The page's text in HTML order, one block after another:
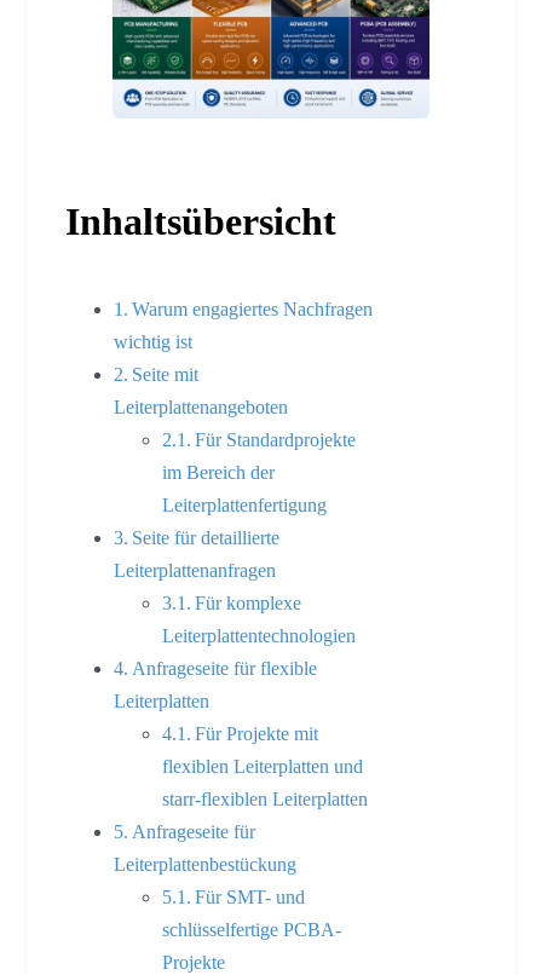
Inhaltsübersicht
Warum engagiertes Nachfragen
wichtig ist
Seite mit
Leiterplattenangeboten
Für Standardprojekte
im Bereich der
Leiterplattenfertigung
Seite für detaillierte
Leiterplattenanfragen
Für komplexe
Leiterplattentechnologien
Anfrageseite für flexible
Leiterplatten
Für Projekte mit
flexiblen Leiterplatten und
starr-flexiblen Leiterplatten
Anfrageseite für
Leiterplattenbestückung
Für SMT- und
schlüsselfertige PCBA-
Projekte